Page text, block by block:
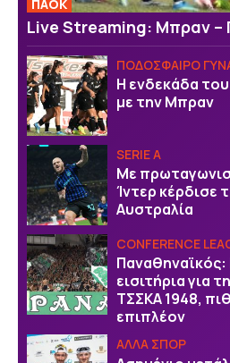
ΠΑΟΚ
Live Streaming: Μπραν –
ΠΟΔΟΣΦΑΙΡΟ
Η ενδεκάδα
με την Μπραν
SERIE A
Με
Ίντερ κέρδισε
Αυστραλία
CONFERENCE
Παναθηναϊκός:
εισιτήρια για
ΤΣΣΚΑ 1948,
επιπλέον
ΑΛΛΑ ΣΠΟΡ